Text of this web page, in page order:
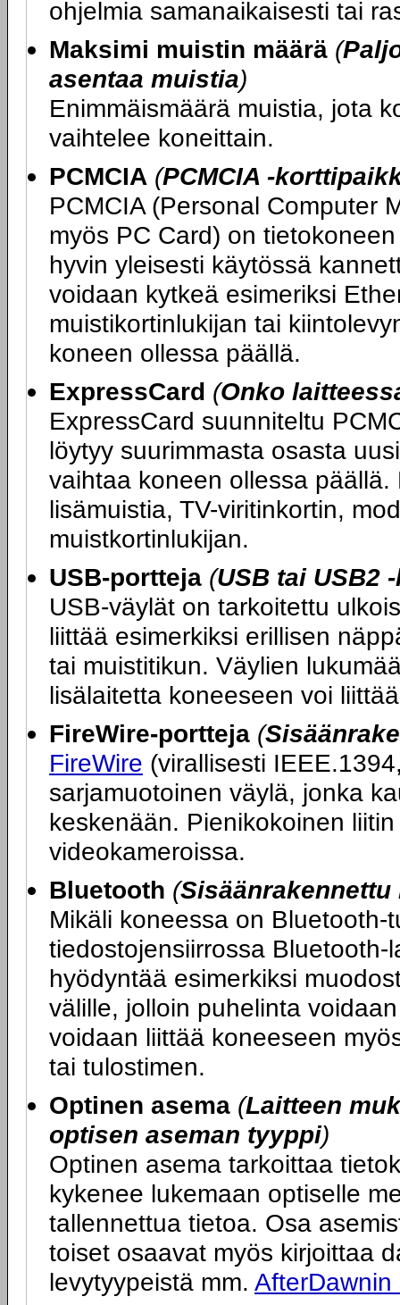
ohjelmia samanaikaisesti tai
Maksimi muistin määrä (
asentaa muistia)
Enimmäismäärä muistia, jota
vaihtelee koneittain.
PCMCIA (PCMCIA -
PCMCIA (Personal Computer
myös PC Card) on
hyvin yleisesti käytössä
voidaan kytkeä esimeriksi
muistikortinlukijan tai
koneen ollessa päällä.
ExpressCard (Onko
ExpressCard suunniteltu
löytyy suurimmasta osasta
vaihtaa koneen ollessa
lisämuistia, TV-viritinkortin,
muistkortinlukijan.
USB-portteja (USB tai USB2
USB-väylät on tarkoitettu
liittää esimerkiksi erillisen
tai muistitikun. Väylien
lisälaitetta koneeseen voi
FireWire-portteja (
FireWire (virallisesti
sarjamuotoinen väylä, jonka
keskenään. Pienikokoinen
videokameroissa.
Bluetooth (
Mikäli koneessa on
tiedostojensiirrossa
hyödyntää esimerkiksi
välille, jolloin puhelinta
voidaan liittää koneeseen
tai tulostimen.
Optinen asema (Laitteen
optisen aseman tyyppi)
Optinen asema tarkoittaa
kykenee lukemaan optiselle
tallennettua tietoa. Osa
toiset osaavat myös kirjoittaa
levytyypeistä mm.